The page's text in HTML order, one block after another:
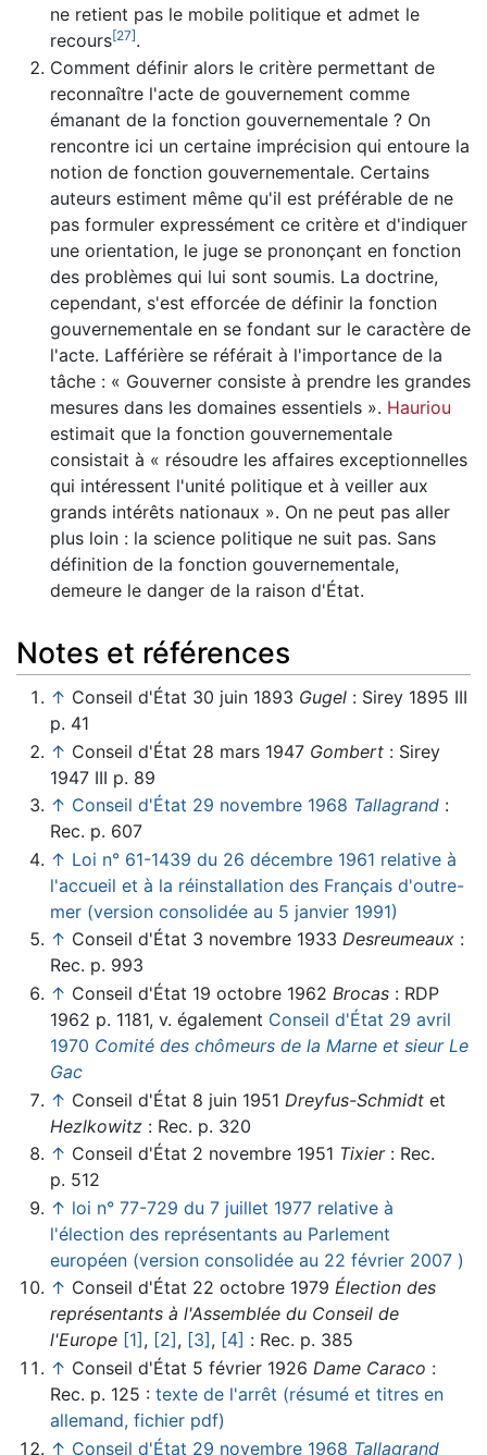
ne retient pas le mobile politique et admet le
recours[27].
Comment définir alors le critère permettant de
reconnaître l'acte de gouvernement comme
émanant de la fonction gouvernementale ? On
rencontre ici un certaine imprécision qui entoure la
notion de fonction gouvernementale. Certains
auteurs estiment même qu'il est préférable de ne
pas formuler expressément ce critère et d'indiquer
une orientation, le juge se prononçant en fonction
des problèmes qui lui sont soumis. La doctrine,
cependant, s'est efforcée de définir la fonction
gouvernementale en se fondant sur le caractère de
l'acte. Lafférière se référait à l'importance de la
tâche : « Gouverner consiste à prendre les grandes
mesures dans les domaines essentiels ». Hauriou
estimait que la fonction gouvernementale
consistait à « résoudre les affaires exceptionnelles
qui intéressent l'unité politique et à veiller aux
grands intérêts nationaux ». On ne peut pas aller
plus loin : la science politique ne suit pas. Sans
définition de la fonction gouvernementale,
demeure le danger de la raison d'État.
Notes et références
↑ Conseil d'État 30 juin 1893 Gugel: Sirey 1895 III
p. 41
↑ Conseil d'État 28 mars 1947 Gombert: Sirey
1947 III p. 89
↑ Conseil d'État 29 novembre 1968 Tallagrand:
Rec. p. 607
↑ Loi n° 61-1439 du 26 décembre 1961 relative à
l'accueil et à la réinstallation des Français d'outre-
mer (version consolidée au 5 janvier 1991)
↑ Conseil d'État 3 novembre 1933 Desreumeaux:
Rec. p. 993
↑ Conseil d'État 19 octobre 1962 Brocas: RDP
1962 p. 1181, v. également Conseil d'État 29 avril
1970 Comité des chômeurs de la Marne et sieur Le
Gac
↑ Conseil d'État 8 juin 1951 Dreyfus-Schmidtet
Hezlkowitz: Rec. p. 320
↑ Conseil d'État 2 novembre 1951 Tixier: Rec.
p. 512
↑ loi n° 77-729 du 7 juillet 1977 relative à
l'élection des représentants au Parlement
européen (version consolidée au 22 février 2007 )
↑ Conseil d'État 22 octobre 1979 Élection des
représentants à l'Assemblée du Conseil de
l'Europe [1] , [2] , [3] , [4] : Rec. p. 385
↑ Conseil d'État 5 février 1926 Dame Caraco :
Rec. p. 125 : texte de l'arrêt (résumé et titres en
allemand, fichier pdf)
↑ Conseil d'État 29 novembre 1968 Tallagrand